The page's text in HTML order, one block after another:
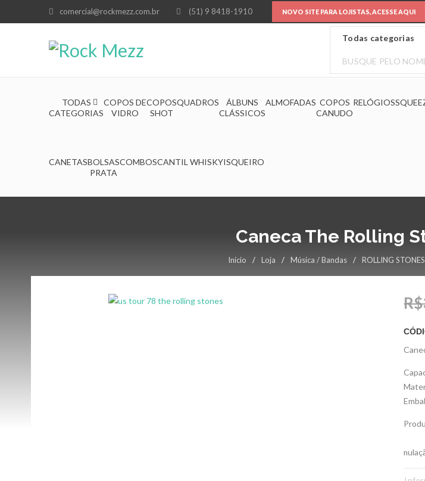
comercial@rockmezz.com.br (51) 9 8418-1910 NOVO SITE PARA LOJISTAS, ACESSE AQUI
TODAS
CATEGORIAS
COPOS DE
VIDRO
COPOS
SHOT
QUADROS
ÁLBUNS
CLÁSSICOS
ALMOFADAS COPOS
CANUDO
RELÓGIOS
CANETASBOLSAS
PRATA
COMBOSCANTIL WHISKYISQUEIRO
Caneca The Rolling
Início / Loja / Música / Bandas / ROLLING STONES
R$